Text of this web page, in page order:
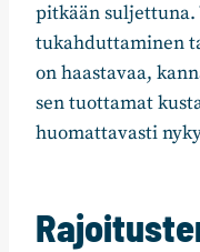
pitkään suljettuna.
tukahduttaminen
on haastavaa,
sen tuottamat
huomattavasti